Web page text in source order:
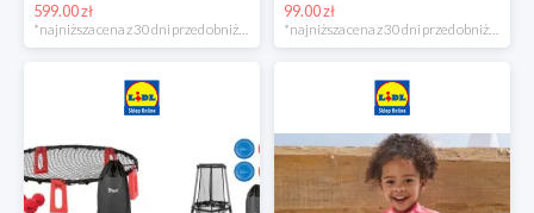
599.00 zł
*najniższa cena z 30 dni przed obniżką
99.00 zł
*najniższa cena z 30 dni przed obniżką